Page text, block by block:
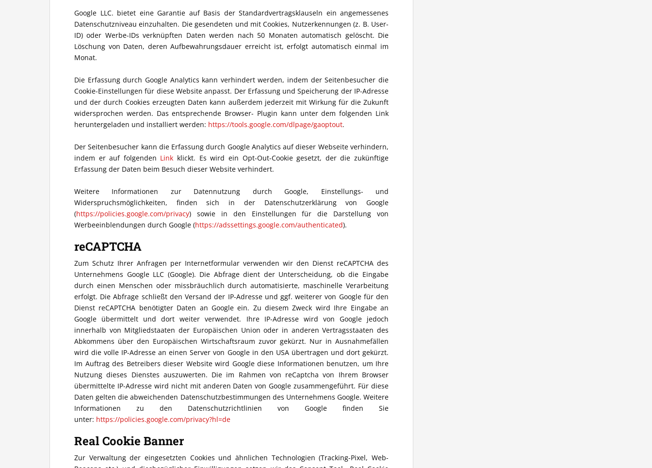
Google LLC. bietet eine Garantie auf Basis der Standardvertragsklauseln ein angemessenes
Datenschutzniveau einzuhalten. Die gesendeten und mit Cookies, Nutzerkennungen (z. B. User-
ID) oder Werbe-IDs verknüpften Daten werden nach 50 Monaten automatisch gelöscht. Die
Löschung von Daten, deren Aufbewahrungsdauer erreicht ist, erfolgt automatisch einmal im
Monat.
Die Erfassung durch Google Analytics kann verhindert werden, indem der Seitenbesucher die
Cookie-Einstellungen für diese Website anpasst. Der Erfassung und Speicherung der IP-Adresse
und der durch Cookies erzeugten Daten kann außerdem jederzeit mit Wirkung für die Zukunft
widersprochen werden. Das entsprechende Browser- Plugin kann unter dem folgenden Link
heruntergeladen und installiert werden: https://tools.google.com/dlpage/gaoptout.
Der Seitenbesucher kann die Erfassung durch Google Analytics auf dieser Webseite verhindern,
indem er auf folgenden Link klickt. Es wird ein Opt-Out-Cookie gesetzt, der die zukünftige
Erfassung der Daten beim Besuch dieser Website verhindert.
Weitere Informationen zur Datennutzung durch Google, Einstellungs- und
Widerspruchsmöglichkeiten, finden sich in der Datenschutzerklärung von Google
(https://policies.google.com/privacy) sowie in den Einstellungen für die Darstellung von
Werbeeinblendungen durch Google (https://adssettings.google.com/authenticated).
reCAPTCHA
Zum Schutz Ihrer Anfragen per Internetformular verwenden wir den Dienst reCAPTCHA des
Unternehmens Google LLC (Google). Die Abfrage dient der Unterscheidung, ob die Eingabe
durch einen Menschen oder missbräuchlich durch automatisierte, maschinelle Verarbeitung
erfolgt. Die Abfrage schließt den Versand der IP-Adresse und ggf. weiterer von Google für den
Dienst reCAPTCHA benötigter Daten an Google ein. Zu diesem Zweck wird Ihre Eingabe an
Google übermittelt und dort weiter verwendet. Ihre IP-Adresse wird von Google jedoch
innerhalb von Mitgliedstaaten der Europäischen Union oder in anderen Vertragsstaaten des
Abkommens über den Europäischen Wirtschaftsraum zuvor gekürzt. Nur in Ausnahmefällen
wird die volle IP-Adresse an einen Server von Google in den USA übertragen und dort gekürzt.
Im Auftrag des Betreibers dieser Website wird Google diese Informationen benutzen, um Ihre
Nutzung dieses Dienstes auszuwerten. Die im Rahmen von reCaptcha von Ihrem Browser
übermittelte IP-Adresse wird nicht mit anderen Daten von Google zusammengeführt. Für diese
Daten gelten die abweichenden Datenschutzbestimmungen des Unternehmens Google. Weitere
Informationen zu den Datenschutzrichtlinien von Google finden Sie
unter: https://policies.google.com/privacy?hl=de
Real Cookie Banner
Zur Verwaltung der eingesetzten Cookies und ähnlichen Technologien (Tracking-Pixel, Web-